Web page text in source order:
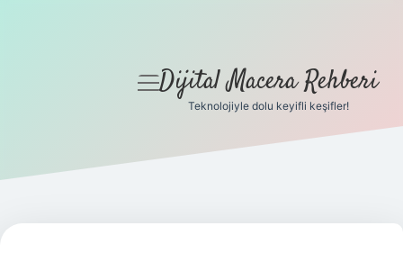
Gizlilik Politikası
Yasal Uyarı
menüyü
Dijital Macera Rehberi
Teknolojiyle dolu keyifli keşifler!